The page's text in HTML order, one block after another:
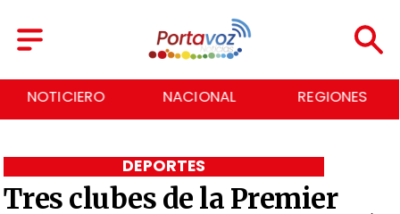
NOTICIERO NACIONAL REGIONES
Tres clubes de la Premier
DEPORTES